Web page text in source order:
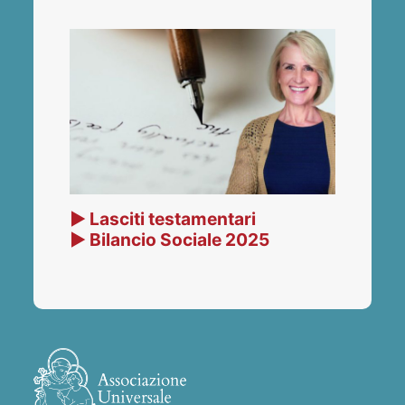
▶ Lasciti testamentari
▶ Bilancio Sociale 2025